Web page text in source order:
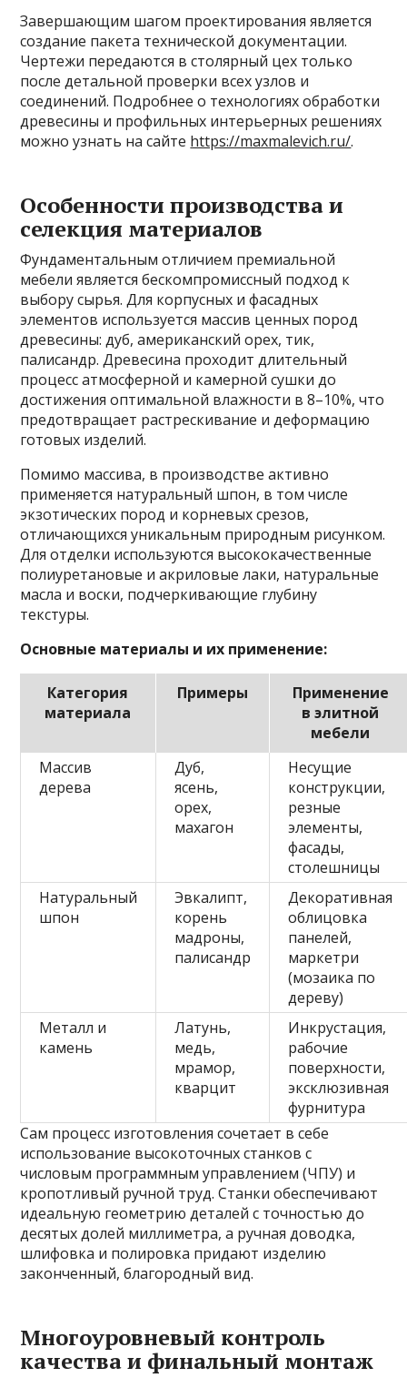
Завершающим шагом проектирования является
создание пакета технической документации.
Чертежи передаются в столярный цех только
после детальной проверки всех узлов и
соединений. Подробнее о технологиях обработки
древесины и профильных интерьерных решениях
можно узнать на сайте https://maxmalevich.ru/.
Особенности производства и
селекция материалов
Фундаментальным отличием премиальной
мебели является бескомпромиссный подход к
выбору сырья. Для корпусных и фасадных
элементов используется массив ценных пород
древесины: дуб, американский орех, тик,
палисандр. Древесина проходит длительный
процесс атмосферной и камерной сушки до
достижения оптимальной влажности в 8–10%, что
предотвращает растрескивание и деформацию
готовых изделий.
Помимо массива, в производстве активно
применяется натуральный шпон, в том числе
экзотических пород и корневых срезов,
отличающихся уникальным природным рисунком.
Для отделки используются высококачественные
полиуретановые и акриловые лаки, натуральные
масла и воски, подчеркивающие глубину
текстуры.
Основные материалы и их применение:
Категория
материала
Примеры
Применение
в элитной
мебели
Массив
дерева
Дуб,
ясень,
орех,
махагон
Несущие
конструкции,
резные
элементы,
фасады,
столешницы
Натуральный
шпон
Эвкалипт,
корень
мадроны,
палисандр
Декоративная
облицовка
панелей,
маркетри
(мозаика по
дереву)
Металл и
камень
Латунь,
медь,
мрамор,
кварцит
Инкрустация,
рабочие
поверхности,
эксклюзивная
фурнитура
Сам процесс изготовления сочетает в себе
использование высокоточных станков с
числовым программным управлением (ЧПУ) и
кропотливый ручной труд. Станки обеспечивают
идеальную геометрию деталей с точностью до
десятых долей миллиметра, а ручная доводка,
шлифовка и полировка придают изделию
законченный, благородный вид.
Многоуровневый контроль
качества и финальный монтаж